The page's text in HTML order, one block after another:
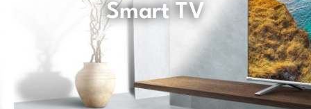
Smart TV